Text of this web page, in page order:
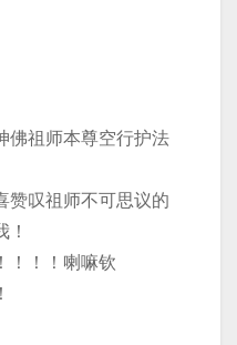
佛祖师本尊空行护法
赞叹祖师不可思议的
！！！喇嘛钦